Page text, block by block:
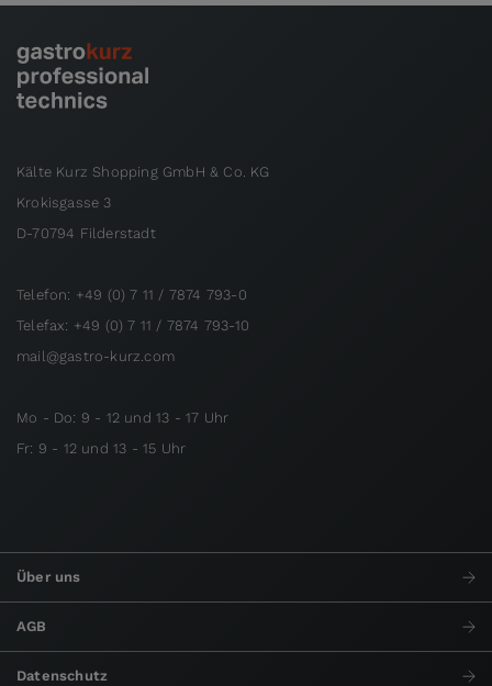
Kälte Kurz Shopping GmbH & Co. KG
Krokisgasse 3
D-70794 Filderstadt
Telefon: +49 (0) 7 11 / 7874 793-0
Telefax: +49 (0) 7 11 / 7874 793-10
mail@gastro-kurz.com
Mo - Do: 9 - 12 und 13 - 17 Uhr
Fr: 9 - 12 und 13 - 15 Uhr
Über uns
AGB
Datenschutz